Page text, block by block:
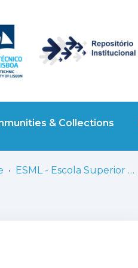
& Collections
ESML - Escola Superior de Música de Lisboa